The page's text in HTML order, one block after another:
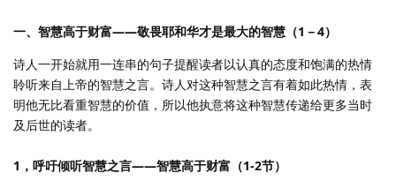
一、智慧高于财富——敬畏耶和华才是最大的智慧（1－4）
诗人一开始就用一连串的句子提醒读者以认真的态度和饱满的热情
聆听来自上帝的智慧之言。诗人对这种智慧之言有着如此热情，表
明他无比看重智慧的价值，所以他执意将这种智慧传递给更多当时
及后世的读者。
1，呼吁倾听智慧之言——智慧高于财富（1-2节）